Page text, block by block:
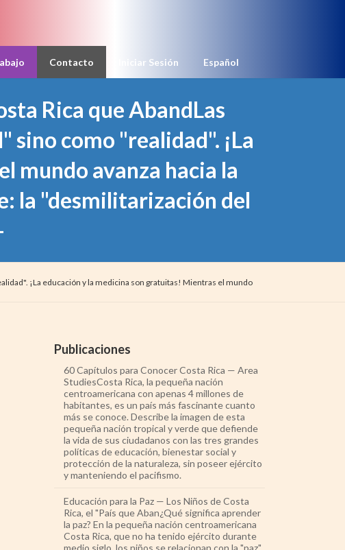
Contacto Iniciar Sesión Español
Rica que AbandLas
como "realidad". ¡La
mundo avanza hacia la
la "desmilitarización del
¡La educación y la medicina son gratuitas! Mientras el mundo
Publicaciones
60 Capítulos para Conocer Costa Rica — Area
StudiesCosta Rica, la pequeña nación
centroamericana con apenas 4 millones de
habitantes, es un país más fascinante cuanto
más se conoce. Describe la imagen de esta
pequeña nación tropical y verde que defiende
la vida de sus ciudadanos con las tres grandes
políticas de educación, bienestar social y
protección de la naturaleza, sin poseer ejército
y manteniendo el pacifismo.
Educación para la Paz — Los Niños de Costa
Rica, el "País que Aban¿Qué significa aprender
la paz? En la pequeña nación centroamericana
Costa Rica, que no ha tenido ejército durante
medio siglo, los niños se relacionan con la "paz"